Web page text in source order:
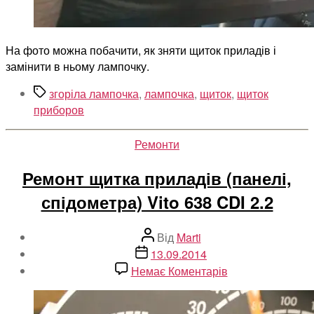
На фото можна побачити, як зняти щиток приладів і
замінити в ньому лампочку.
Позначки
згоріла лампочка, лампочка, щиток, щиток
приборов
Категорії
Ремонти
Ремонт щитка приладів (панелі,
спідометра) Vito 638 CDI 2.2
Автор
запису
Від Marti
Дата
запису
13.09.2014
Немає Коментарівдо
щитка